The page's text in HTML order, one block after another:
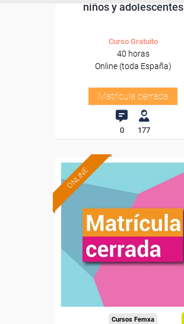
niños y adolescentes
Curso Gratuito
40 horas
Online (toda España)
Matrícula cerrada
0 177
ONLINE
Cursos Femxa